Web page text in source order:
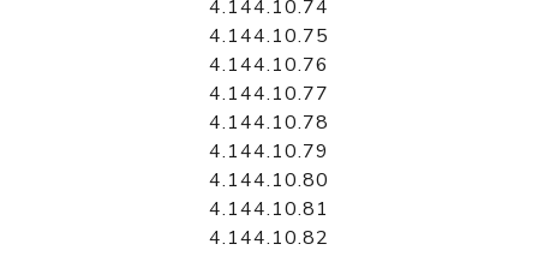
4.144.10.74
4.144.10.75
4.144.10.76
4.144.10.77
4.144.10.78
4.144.10.79
4.144.10.80
4.144.10.81
4.144.10.82